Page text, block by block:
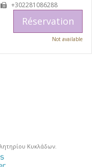
+302281086288
Réservation
Not available
Κυκλάδων.